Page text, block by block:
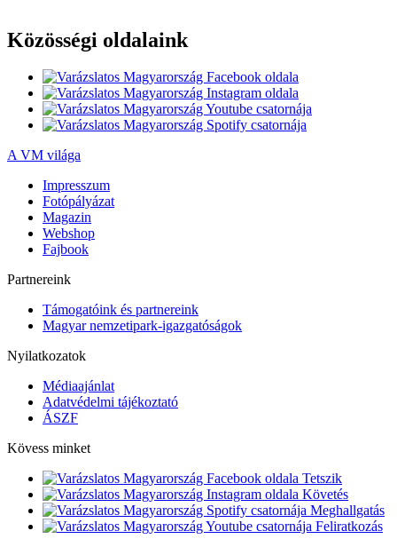
Közösségi oldalaink
A VM világa
Impresszum
Fotópályázat
Magazin
Webshop
Fajbook
Partnereink
Támogatóink és partnereink
Magyar nemzetipark-igazgatóságok
Nyilatkozatok
Médiaajánlat
Adatvédelmi tájékoztató
ÁSZF
Kövess minket
Tetszik
Követés
Meghallgatás
Feliratkozás